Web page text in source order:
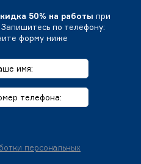
50% на работы при
по телефону:
форму ниже
персональных